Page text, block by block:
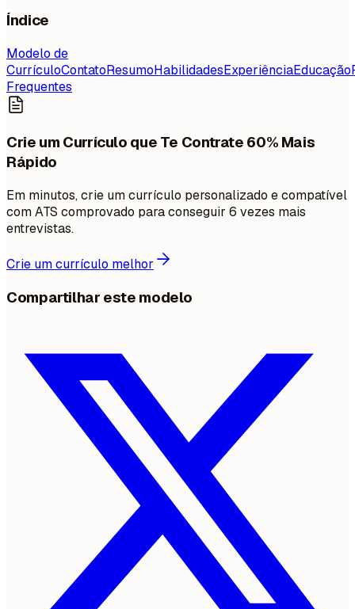
Índice
Modelo de
CurrículoContatoResumoHabilidadesExperiênciaEducação
Frequentes
Crie um Currículo que Te Contrate 60% Mais
Rápido
Em minutos, crie um currículo personalizado e compatível
com ATS comprovado para conseguir 6 vezes mais
entrevistas.
Crie um currículo melhor
Compartilhar este modelo